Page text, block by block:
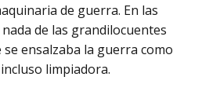
de guerra. En las
de las grandilocuentes
ensalzaba la guerra como
limpiadora.